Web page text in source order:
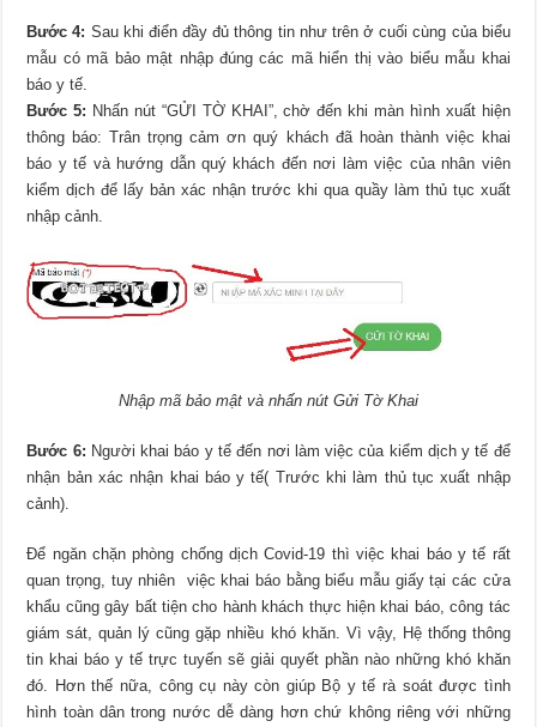
Bước 4: Sau khi điển đầy đủ thông tin như trên ở cuối cùng của biểu
mẫu có mã bảo mật nhập đúng các mã hiển thị vào biểu mẫu khai
báo y tế.
Bước 5: Nhấn nút “GỬI TỜ KHAI”, chờ đến khi màn hình xuất hiện
thông báo: Trân trọng cảm ơn quý khách đã hoàn thành việc khai
báo y tế và hướng dẫn quý khách đến nơi làm việc của nhân viên
kiểm dịch để lấy bản xác nhận trước khi qua quầy làm thủ tục xuất
nhập cảnh.
Nhập mã bảo mật và nhấn nút Gửi Tờ Khai
Bước 6: Người khai báo y tế đến nơi làm việc của kiểm dịch y tế để
nhận bản xác nhận khai báo y tế( Trước khi làm thủ tục xuất nhập
cảnh).
Để ngăn chặn phòng chống dịch Covid-19 thì việc khai báo y tế rất
quan trọng, tuy nhiên việc khai báo bằng biểu mẫu giấy tại các cửa
khẩu cũng gây bất tiện cho hành khách thực hiện khai báo, công tác
giám sát, quản lý cũng gặp nhiều khó khăn. Vì vậy, Hệ thống thông
tin khai báo y tế trực tuyến sẽ giải quyết phần nào những khó khăn
đó. Hơn thế nữa, công cụ này còn giúp Bộ y tế rà soát được tình
hình toàn dân trong nước dễ dàng hơn chứ không riêng với những